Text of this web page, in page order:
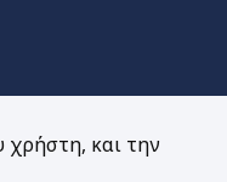
χρήστη, και την